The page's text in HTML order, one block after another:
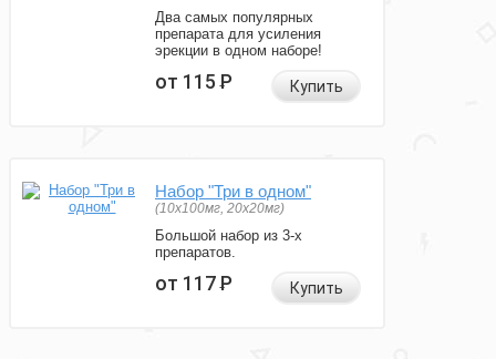
Два самых популярных
препарата для усиления
эрекции в одном наборе!
от 115Р Купить
Набор "Три в одном"
(10x100мг, 20x20мг)
Большой набор из 3-х
препаратов.
от 117Р Купить